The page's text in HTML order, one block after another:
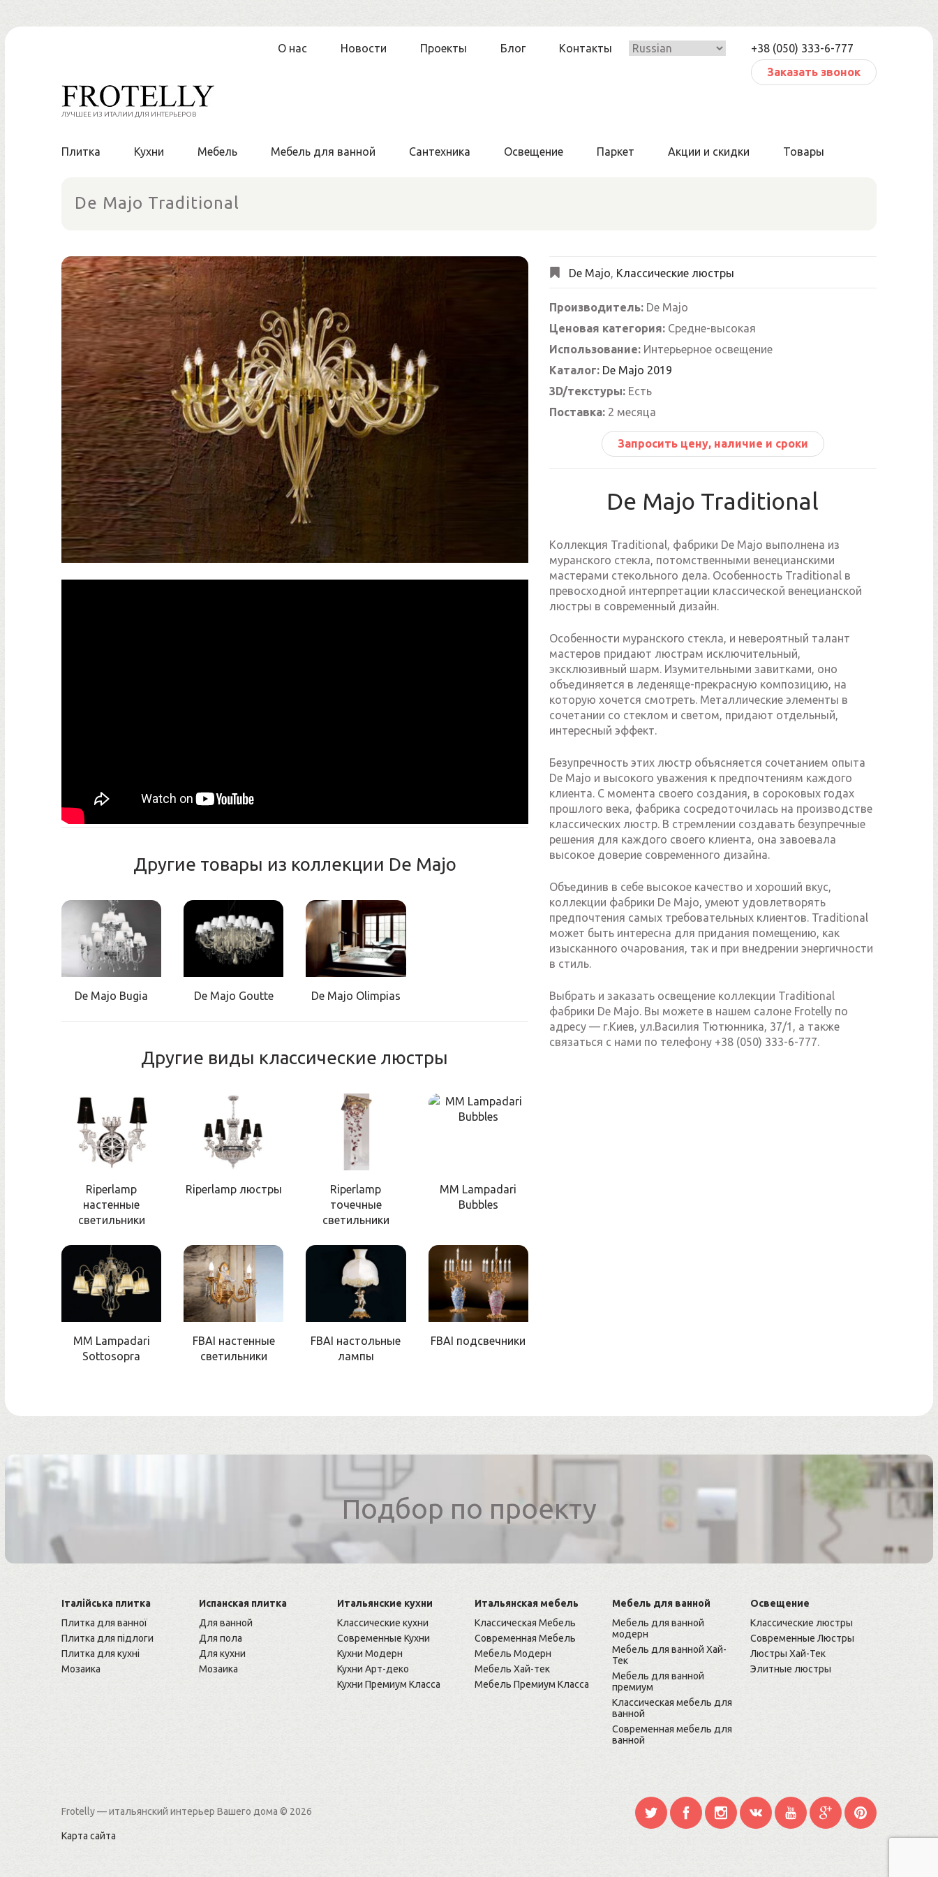
Перейти
О нас Новости Проекты Блог Контакты
+38 (050) 333-6-777
Заказать звонок
ЛУЧШЕЕ ИЗ ИТАЛИИ ДЛЯ ИНТЕРЬЕРОВ
Плитка Кухни Мебель Мебель для ванной Сантехника Освещение Паркет Акции и скидки Товары
De Majo Traditional
Другие товары из коллекции De Majo
De Majo Bugia De Majo Goutte De Majo Olimpias
Другие виды классические люстры
Riperlamp
настенные
светильники
Riperlamp люстры
Riperlamp
точечные
светильники
MM Lampadari
Bubbles
MM Lampadari
Sottosopra
FBAI настенные
светильники
FBAI настольные
лампы
FBAI подсвечники
De Majo, Классические люстры
Производитель:De Majo
Ценовая категория:Средне-высокая
Использование:Интерьерное освещение
Каталог: De Majo 2019
3D/текстуры:Есть
Поставка:2 месяца
Запросить цену, наличие и сроки
De Majo Traditional
Коллекция Traditional, фабрики De Majo выполнена из
муранского стекла, потомственными венецианскими
мастерами стекольного дела. Особенность Traditional в
превосходной интерпретации классической венецианской
люстры в современный дизайн.
Особенности муранского стекла, и невероятный талант
мастеров придают люстрам исключительный,
эксклюзивный шарм. Изумительными завитками, оно
объединяется в леденяще-прекрасную композицию, на
которую хочется смотреть. Металлические элементы в
сочетании со стеклом и светом, придают отдельный,
интересный эффект.
Безупречность этих люстр объясняется сочетанием опыта
De Majo и высокого уважения к предпочтениям каждого
клиента. С момента своего создания, в сороковых годах
прошлого века, фабрика сосредоточилась на производстве
классических люстр. В стремлении создавать безупречные
решения для каждого своего клиента, она завоевала
высокое доверие современного дизайна.
Объединив в себе высокое качество и хороший вкус,
коллекции фабрики De Majo, умеют удовлетворять
предпочтения самых требовательных клиентов. Traditional
может быть интересна для придания помещению, как
изысканного очарования, так и при внедрении энергичности
в стиль.
Выбрать и заказать освещение коллекции Traditional
фабрики De Majo. Вы можете в нашем салоне Frotelly по
адресу — г.Киев, ул.Василия Тютюнника, 37/1, а также
связаться с нами по телефону +38 (050) 333-6-777.
Подбор по проекту
Італійська плитка
Плитка для ванної
Плитка для підлоги
Плитка для кухні
Мозаика
Испанская плитка
Для ванной
Для пола
Для кухни
Мозаика
Итальянские кухни
Классические кухни
Современные Кухни
Кухни Модерн
Кухни Арт-деко
Кухни Премиум Класса
Итальянская мебель
Классическая Мебель
Современная Мебель
Мебель Модерн
Мебель Хай-тек
Мебель Премиум Класса
Мебель для ванной
Мебель для ванной
модерн
Мебель для ванной Хай-
Тек
Мебель для ванной
премиум
Классическая мебель для
ванной
Cовременная мебель для
ванной
Освещение
Классические люстры
Современные Люстры
Люстры Хай-Тек
Элитные люстры
Frotelly — итальянский интерьер Вашего дома © 2026
Карта сайта